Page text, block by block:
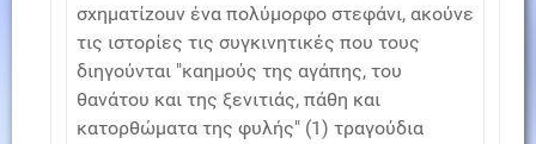
σχηματίzouv ένα πολύμορφο στεφάνι, ακούνε
τις ιστορίες τις συγκινητικές που τους
διηγούνται "καημούς της αγάπης, του
θανάτου και της ξενιτιάς, πάθη και
κατορθώματα της φυλής" (1) τραγούδια